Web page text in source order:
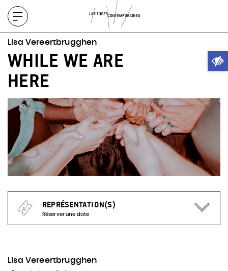
Afficher
le
menu
Lisa Vereertbrugghen
WHILE WE ARE
HERE
REPRÉSENTATION(S)
Réserver une date
Lisa Vereertbrugghen